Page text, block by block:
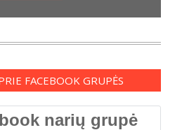
FACEBOOK GRUPĖS
narių grupė